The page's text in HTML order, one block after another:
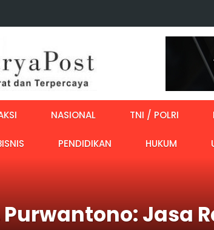
NASIONAL TNI / POLRI
PENDIDIKAN HUKUM
Purwantono: Jasa